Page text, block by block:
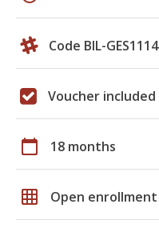
Code BIL-GES1114
Voucher included
calendar_today 18 months
grid_on Open enrollment